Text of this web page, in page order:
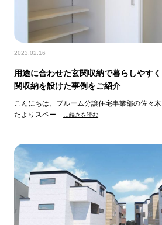
2023.02.16
用途に合わせた玄関収納で暮らしやす
関収納を設けた事例をご紹介
こんにちは、ブルーム分譲住宅事業部の佐々
たよりスペー
…続きを読む